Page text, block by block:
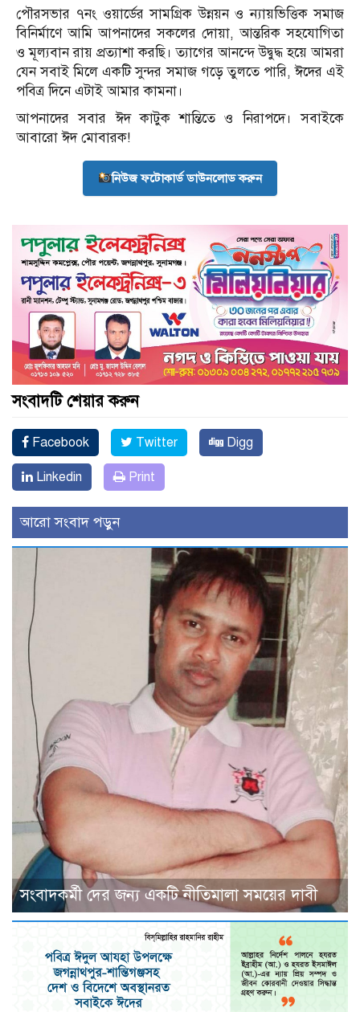
পৌরসভার ৭নং ওয়ার্ডের সামগ্রিক উন্নয়ন ও ন্যায়ভিত্তিক সমাজ
বিনির্মাণে আমি আপনাদের সকলের দোয়া, আন্তরিক সহযোগিতা
ও মূল্যবান রায় প্রত্যাশা করছি। ত্যাগের আনন্দে উদ্বুদ্ধ হয়ে আমরা
যেন সবাই মিলে একটি সুন্দর সমাজ গড়ে তুলতে পারি, ঈদের এই
পবিত্র দিনে এটাই আমার কামনা।
আপনাদের সবার ঈদ কাটুক শান্তিতে ও নিরাপদে। সবাইকে
আবারো ঈদ মোবারক!
নিউজ ফটোকার্ড ডাউনলোড করুন
সংবাদটি শেয়ার করুন
Facebook Twitter Digg
Linkedin Print
আরো সংবাদ পড়ুন
সংবাদকর্মী দের জন্য একটি নীতিমালা সময়ের দাবী